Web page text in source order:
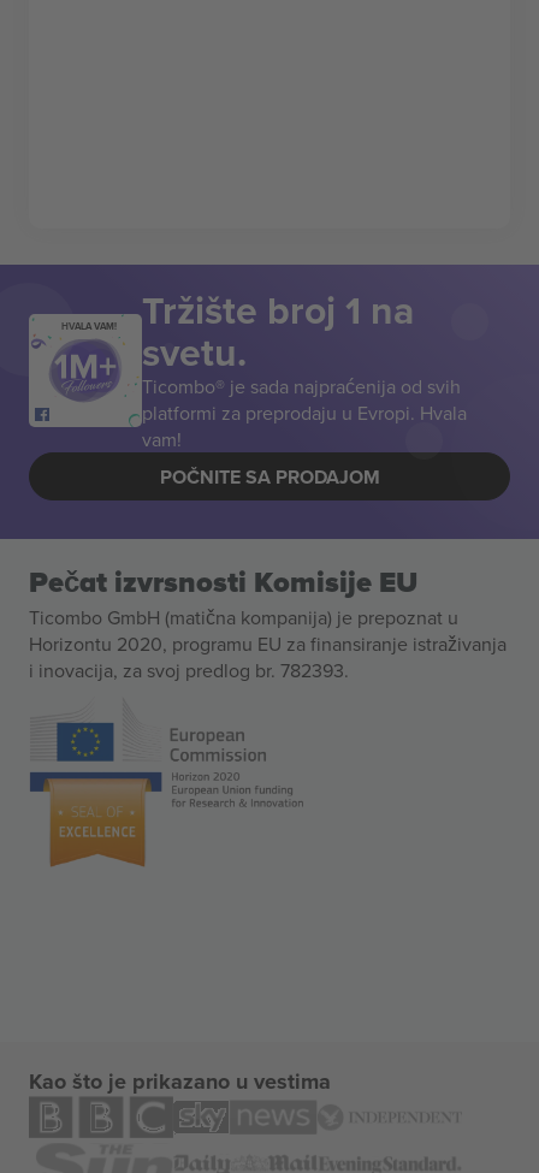
HVALA VAM! Tržište broj 1 na
svetu.
Ticombo® je sada najpraćenija od svih
platformi za preprodaju u Evropi. Hvala
vam!
POČNITE SA PRODAJOM
Pečat izvrsnosti Komisije EU
Ticombo GmbH (matična kompanija) je prepoznat u
Horizontu 2020, programu EU za finansiranje istraživanja
i inovacija, za svoj predlog br. 782393.
Kao što je prikazano u vestima